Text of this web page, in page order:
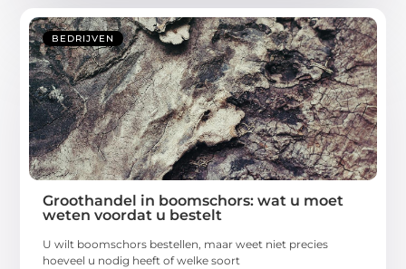
BEDRIJVEN
Groothandel in boomschors: wat u moet
weten voordat u bestelt
U wilt boomschors bestellen, maar weet niet precies
hoeveel u nodig heeft of welke soort